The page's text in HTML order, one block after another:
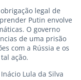
legal de
Putin envolve
O governo
de uma prisão
com a Rússia e os
ação.
Lula da Silva